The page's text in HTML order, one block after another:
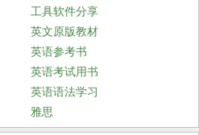
工具软件分享
英文原版教材
英语参考书
英语考试用书
英语语法学习
雅思